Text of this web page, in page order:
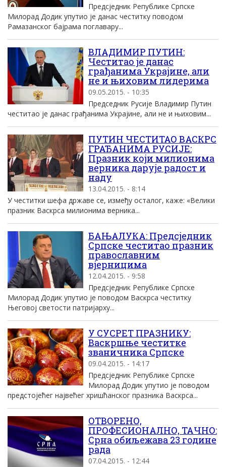
Предсједник Републике Српске
Милорад Додик упутио је данас честитку поводом
Рамазанског бајрама поглавару...
ВЛАДИМИР ПУТИН:
Честитао је данас
грађанима Украјине, али
не и њиховим лидерима
09.05.2015. - 10:35
Председник Русије Владимир Путин
честитао је данас грађанима Украјине, али не и њиховим...
ПУТИН ЧЕСТИТАО ВАСКРС
ГРАЂАНИМА РУСИЈЕ:
Празник који милионима
верника дарује радост и
наду
13.04.2015. - 8:14
У честитки шефа државе се, између осталог, каже: «Велики
празник Васкрса милионима верника...
БАЊАЛУКА: Предсједник
Српске честитао празник
православним
вјерницима
12.04.2015. - 9:58
Предсједник Републике Српске
Милорад Додик упутио је поводом Васкрса честитку
Његовој светости патријарху...
У СУСРЕТ ПРАЗНИКУ:
Васкршње честитке
званичника Српске
09.04.2015. - 14:17
Предсједник Републике Српске
Милорад Додик упутио је поводом
предстојећег највећег хришћанског празника Васкрса...
ОТВОРЕНО,
ПРОФЕСИОНАЛНО, ТАЧНО:
Срна обиљежава 23 године
рада
07.04.2015. - 12:44